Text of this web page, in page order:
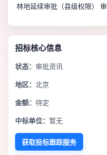
林地延续审批（县级权限）
招标核心信息
状态： 审批资讯
地区： 北京
金额： 待定
中标单位： 暂无
获取投标跟踪服务